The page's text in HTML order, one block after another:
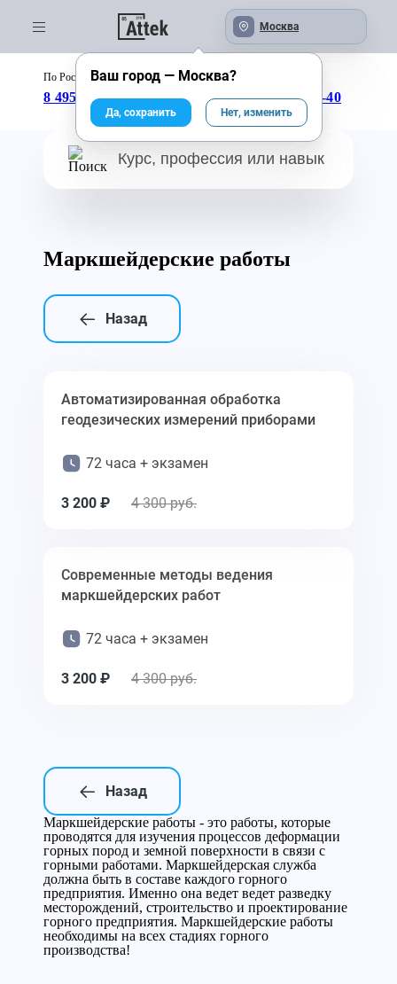
Москва
По России бесплатно:
8 495 246-04-43 8 800 333-25-40
Маркшейдерские работы
Назад
Автоматизированная обработка
геодезических измерений приборами
72 часа + экзамен
3 200 ₽ 4 300 руб.
Современные методы ведения
маркшейдерских работ
72 часа + экзамен
3 200 ₽ 4 300 руб.
Назад
Маркшейдерские работы - это работы, которые
проводятся для изучения процессов деформации
горных пород и земной поверхности в связи с
горными работами. Маркшейдерская служба
должна быть в составе каждого горного
предприятия. Именно она ведет ведет разведку
месторождений, строительство и проектирование
горного предприятия. Маркшейдерские работы
необходимы на всех стадиях горного
производства!
Ваш город — Москва?
Да, сохранить Нет, изменить